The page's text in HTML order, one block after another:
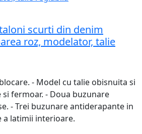
scurti din denim
roz, modelator, talie
- Model cu talie obisnuita si
fermoar. - Doua buzunare
- Trei buzunare antiderapante in
a latimii interioare.